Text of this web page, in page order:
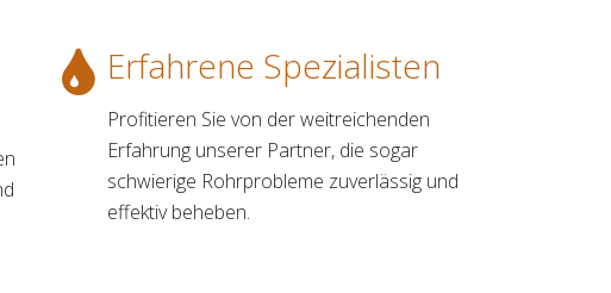
Erfahrene Spezialisten
Profitieren Sie von der weitreichenden
Erfahrung unserer Partner, die sogar
schwierige Rohrprobleme zuverlässig und
effektiv beheben.